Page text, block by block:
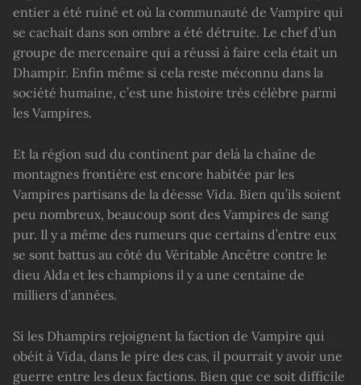
entier a été ruiné et où la communauté de Vampire qui
se cachait dans son ombre a été détruite. Le chef d’un
groupe de mercenaire qui a réussi à faire cela était un
Dhampir. Enfin même si cela reste méconnu dans la
société humaine, c’est une histoire très célèbre parmi
les Vampires.
Et la région sud du continent par delà la chaîne de
montagnes frontière est encore habitée par les
Vampires partisans de la déesse Vida. Bien qu’ils soient
peu nombreux, beaucoup sont des Vampires de sang
pur. Il y a même des rumeurs que certains d’entre eux
se sont battus au côté du Véritable Ancêtre contre le
dieu Alda et les champions il y a une centaine de
milliers d’années.
Si les Dhampirs rejoignent la faction de Vampire qui
obéit à Vida, dans le pire des cas, il pourrait y avoir une
guerre entre les deux factions. Bien que ce soit difficile